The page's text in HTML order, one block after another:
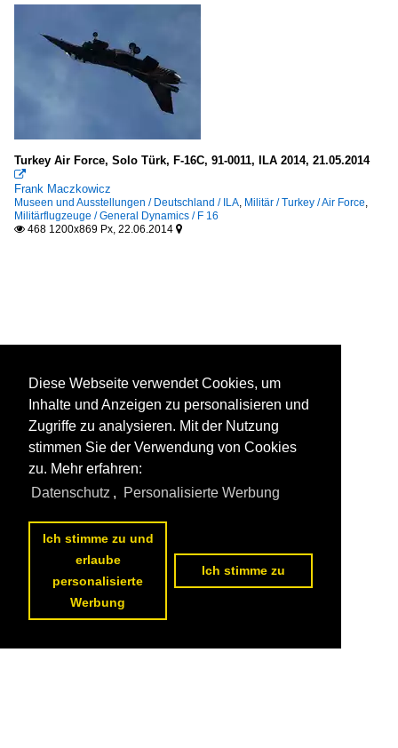
Turkey Air Force, Solo Türk, F-16C, 91-0011, ILA 2014, 21.05.2014

Frank Maczkowicz
Museen und Ausstellungen / Deutschland / ILA, Militär / Turkey / Air Force,
Militärflugzeuge / General Dynamics / F 16
 468 1200x869 Px, 22.06.2014 
Diese Webseite verwendet Cookies, um
Inhalte und Anzeigen zu personalisieren und
Zugriffe zu analysieren. Mit der Nutzung
stimmen Sie der Verwendung von Cookies
zu. Mehr erfahren:
Datenschutz , Personalisierte Werbung
Ich stimme zu und
erlaube
personalisierte
Werbung
Ich stimme zu